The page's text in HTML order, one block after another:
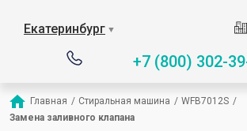
Екатеринбург ▼
+7 (800) 302-
Главная / Стиральная машина / WFB7012S /
Замена заливного клапана